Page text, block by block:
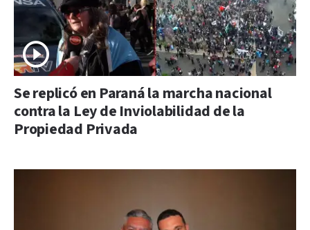
Se replicó en Paraná la marcha nacional
contra la Ley de Inviolabilidad de la
Propiedad Privada